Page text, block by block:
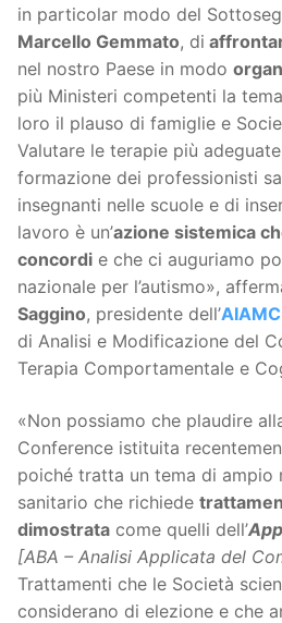
in particolar modo del
Marcello Gemmato, di
nel nostro Paese in modo
più Ministeri competenti la
loro il plauso di famiglie e
Valutare le terapie più
formazione dei professionisti
insegnanti nelle scuole e di
lavoro è un’azione sistemica
concordi e che ci auguriamo
nazionale per l’autismo»,
Saggino, presidente dell’AIAMC
di Analisi e Modificazione del
Terapia Comportamentale e
«Non possiamo che plaudire
Conference istituita
poiché tratta un tema di ampio
sanitario che richiede
dimostrata come quelli dell’
[ABA – Analisi Applicata del
Trattamenti che le Società
considerano di elezione e che